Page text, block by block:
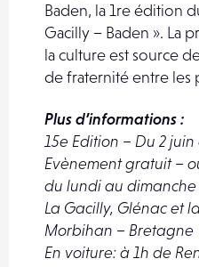
Baden, la 1re édition
Gacilly – Baden ». La
la culture est source
de fraternité entre les
Plus d’informations :
15e Edition – Du 2
Evènement gratuit –
du lundi au dimanche
La Gacilly, Glénac et
Morbihan – Bretagne
En voiture: à 1h de